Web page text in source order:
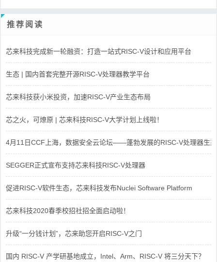
推荐阅读
芯来科技完成新一轮融资：打造一站式RISC-V设计和应用平台
生态 | 国内首套完整开源RISC-V处理器教学平台
芯来科技获小米投资，加速RISC-V产业生态布局
芯之火，可燎原 | 芯来科技RISC-V大学计划上线啦！
4月11日CCF上海，数据安全云论坛——蓬勃发展的RISC-V处理器生态
SEGGER正式宣布支持芯来科技RISC-V处理器
促进RISC-V软件生态，芯来科技发布Nuclei Software Platform
芯来科技2020春季校招社招全面启动啦！
升级“一分钱计划”，芯来助您开启RISC-V之门
国内 RISC-V 产学研基地成立，Intel、Arm、RISC-V 将三分天下？